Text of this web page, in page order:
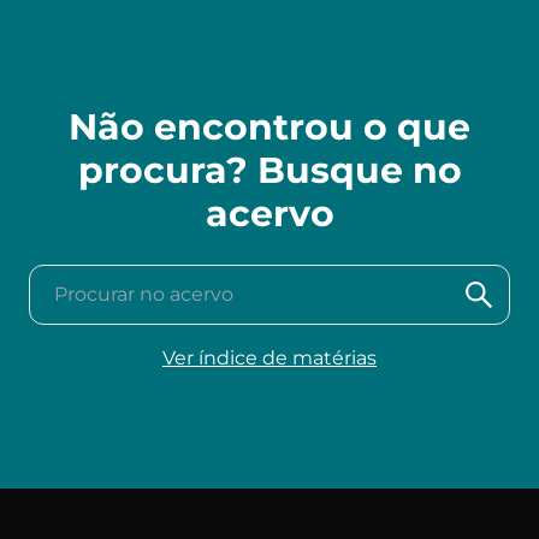
Não encontrou o que
procura? Busque no
acervo
Procurar no acervo
Ver índice de matérias